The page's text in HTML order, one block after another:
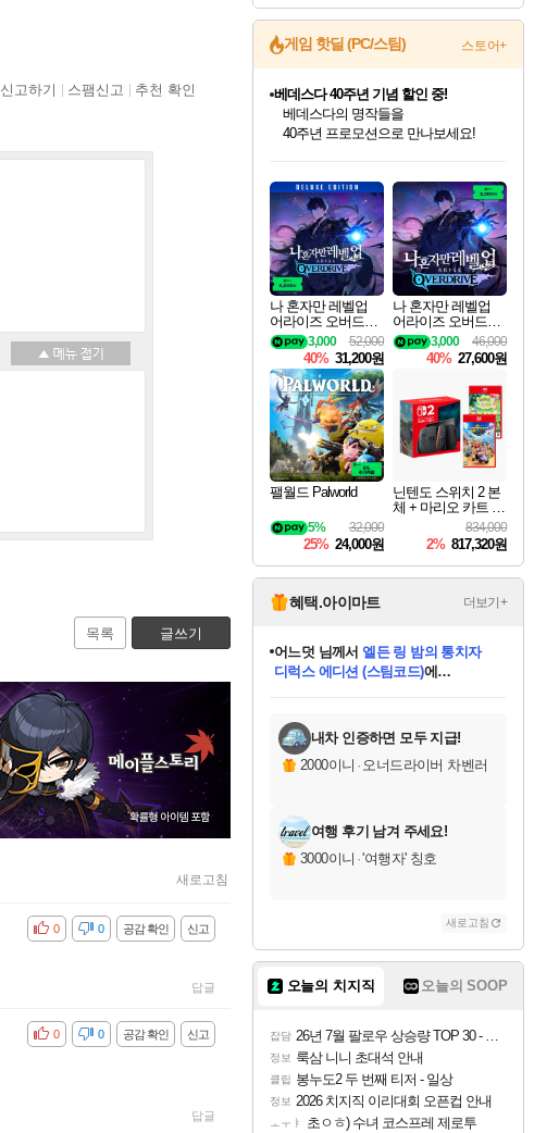
신고하기 스팸신고 추천 확인
목록 글쓰기
새로고침
신고
공감 확인
비공감 0
0
답글
신고
공감 확인
비공감 0
0
답글
게임 핫딜 (PC/스팀) 스토어+
최대 90% 할인가를 만나보세요!
네이버혜택과 함께 만나보세요!
50%할인&추가 적립까지!
이니&베니 혜택까지!
네이버 혜택가와 함께 예약하세요!
할인&네이버혜택으로 만나보세요!
네이버페이 혜택과 만나보세요!
베데스다 40주년 기념 할인 중!
베데스다의 명작들을
40주년 프로모션으로 만나보세요!
네이버 포인트 혜택까지!
할인가에 만나보세요!
일부 에디션 상시 할인!
혜택으로 예약 판매 중
편안하게 충전하세요
나 혼자만 레벨업
어라이즈 오버드라
이브 디럭스 에디션
Solo Leveling Arise
Overdrive Deluxe Edi
tion
52,000
3,000
40% 31,200원
나 혼자만 레벨업
어라이즈 오버드라
이브 Solo Leveling A
rise
46,000
3,000
40% 27,600원
팰월드 Palworld
32,000
5%
25% 24,000원
닌텐도 스위치 2 본
체 + 마리오 카트 월
드 + 포켓몬 포코피
아 번들
834,000
2% 817,320원
혜택.아이마트 더보기+
당첨되셨습니다.
당첨되셨습니다.
어느덧 님께서엘든 링 밤의 통치자
디럭스 에디션 (스팀코드)에
당첨되셨습니다.
에디션 (스팀코드)를 교환.
당첨되셨습니다.
당첨되셨습니다.
당첨되셨습니다.
당첨되셨습니다.
내차 인증하면 모두 지급!
2000이니 · 오너드라이버 차벤러
여행 후기 남겨 주세요!
3000이니 ·'여행자' 칭호
새로고침
오늘의 치지직 오늘의 SOOP
잡담 26년 7월 팔로우 상승량 TOP 30 - 월간 치지직
정보 룩삼 니니 초대석 안내
클립 봉누도2 두 번째 티저 - 일상
정보 2026 치지직 이리대회 오픈컵 안내
ㅗㅜㅑ 초ㅇㅎ) 수녀 코스프레 제로투